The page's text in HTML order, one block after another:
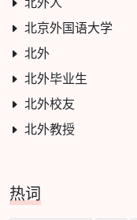
北外人
北京外国语大学
北外
北外毕业生
北外校友
北外教授
热词